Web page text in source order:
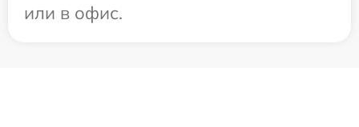
или в офис.